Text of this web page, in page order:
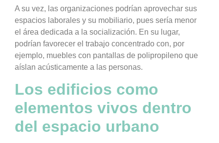
A su vez, las organizaciones podrían aprovechar sus
espacios laborales y su mobiliario, pues sería menor
el área dedicada a la socialización. En su lugar,
podrían favorecer el trabajo concentrado con, por
ejemplo, muebles con pantallas de polipropileno que
aíslan acústicamente a las personas.
Los edificios como
elementos vivos dentro
del espacio urbano